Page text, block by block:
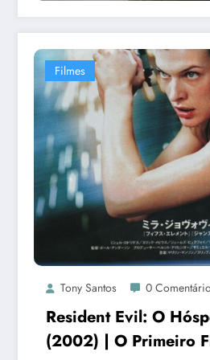
Filmes
Tony Santos 0
Resident Evil: O
(2002) | O Primeiro